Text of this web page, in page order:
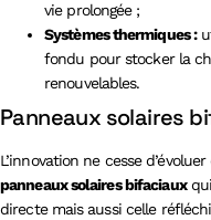
vie prolongée ;
Systèmes thermiques :
fondu pour stocker la
renouvelables.
Panneaux solaires
L’innovation ne cesse
panneaux solaires bifaciauxqui
directe mais aussi celle